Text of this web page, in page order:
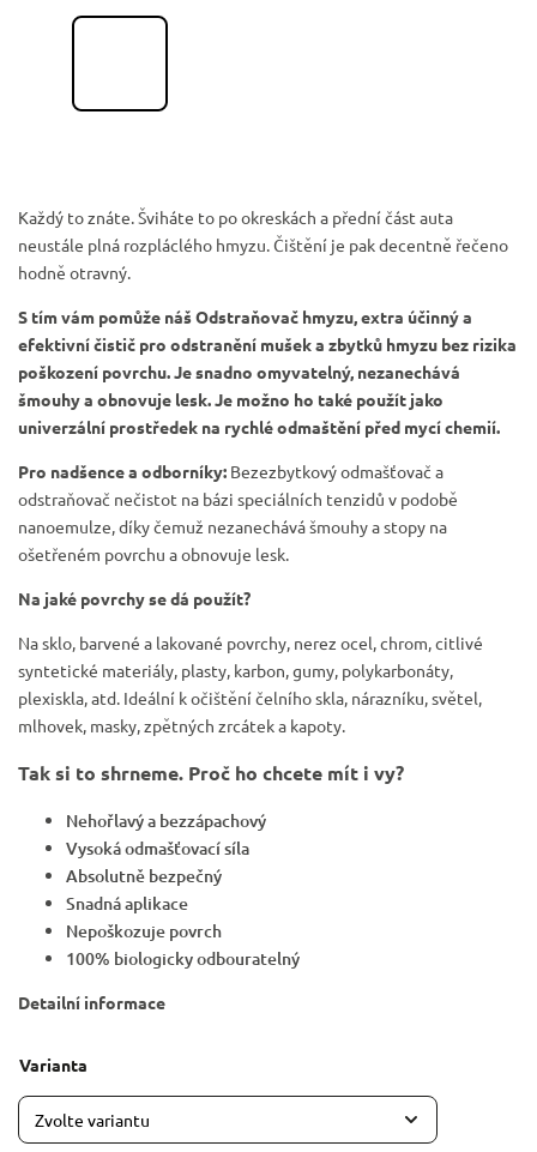
Každý to znáte. Šviháte to po okreskách a přední část auta
neustále plná rozpláclého hmyzu. Čištění je pak decentně řečeno
hodně otravný.
S tím vám pomůže náš Odstraňovač hmyzu, extra účinný a
efektivní čistič pro odstranění mušek a zbytků hmyzu bez rizika
poškození povrchu. Je snadno omyvatelný, nezanechává
šmouhy a obnovuje lesk. Je možno ho také použít jako
univerzální prostředek na rychlé odmaštění před mycí chemií.
Pro nadšence a odborníky: Bezezbytkový odmašťovač a
odstraňovač nečistot na bázi speciálních tenzidů v podobě
nanoemulze, díky čemuž nezanechává šmouhy a stopy na
ošetřeném povrchu a obnovuje lesk.
Na jaké povrchy se dá použít?
Na sklo, barvené a lakované povrchy, nerez ocel, chrom, citlivé
syntetické materiály, plasty, karbon, gumy, polykarbonáty,
plexiskla, atd. Ideální k očištění čelního skla, nárazníku, světel,
mlhovek, masky, zpětných zrcátek a kapoty.
Tak si to shrneme. Proč ho chcete mít i vy?
Nehořlavý a bezzápachový
Vysoká odmašťovací síla
Absolutně bezpečný
Snadná aplikace
Nepoškozuje povrch
100% biologicky odbouratelný
Detailní informace
Varianta